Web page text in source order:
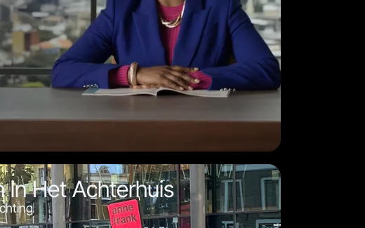
in Het Achterhuis